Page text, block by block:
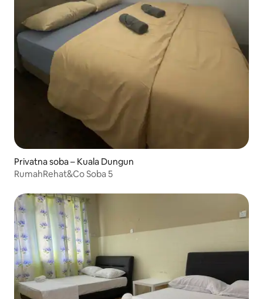
Privatna soba – Kuala Dungun
RumahRehat&Co Soba 5